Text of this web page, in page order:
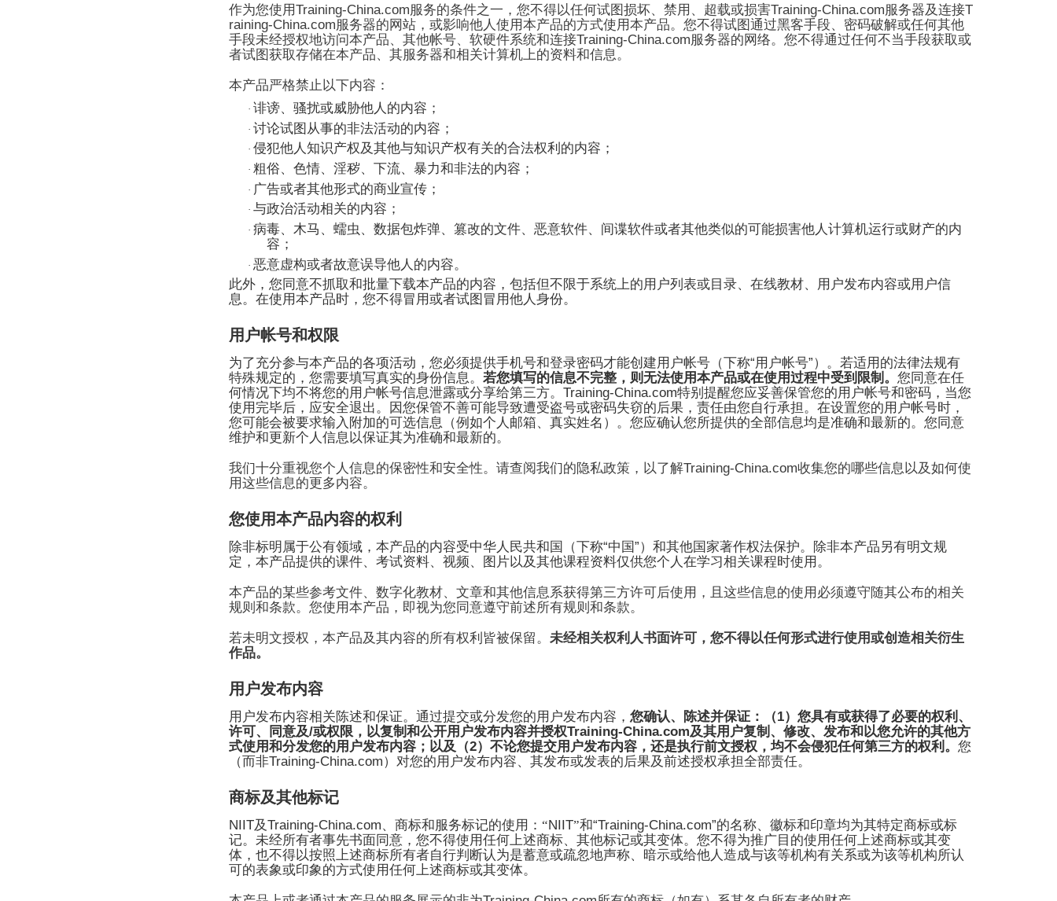
作为您使用Training-China.com服务的条件之一，您不得以任何试图损坏、禁用、超载或损害Training-China.com服务器及连接T
raining-China.com服务器的网站，或影响他人使用本产品的方式使用本产品。您不得试图通过黑客手段、密码破解或任何其他
手段未经授权地访问本产品、其他帐号、软硬件系统和连接Training-China.com服务器的网络。您不得通过任何不当手段获取或
者试图获取存储在本产品、其服务器和相关计算机上的资料和信息。
本产品严格禁止以下内容：
· 诽谤、骚扰或威胁他人的内容；
· 讨论试图从事的非法活动的内容；
· 侵犯他人知识产权及其他与知识产权有关的合法权利的内容；
· 粗俗、色情、淫秽、下流、暴力和非法的内容；
· 广告或者其他形式的商业宣传；
· 与政治活动相关的内容；
· 病毒、木马、蠕虫、数据包炸弹、篡改的文件、恶意软件、间谍软件或者其他类似的可能损害他人计算机运行或财产的内
容；
· 恶意虚构或者故意误导他人的内容。
此外，您同意不抓取和批量下载本产品的内容，包括但不限于系统上的用户列表或目录、在线教材、用户发布内容或用户信
息。在使用本产品时，您不得冒用或者试图冒用他人身份。
用户帐号和权限
为了充分参与本产品的各项活动，您必须提供手机号和登录密码才能创建用户帐号（下称“用户帐号”） 。 若适用的法律法规有
特殊规定的，您需要填写真实的身份信息。 若您填写的信息不完整，则无法使用本产品或在使用过程中受到限制。 您同意在任
何情况下均不将您的用户帐号信息泄露或分享给第三方。 Training-China.com特别提醒您应妥善保管您的用户帐号和密码，当您
使用完毕后，应安全退出。因您保管不善可能导致遭受盗号或密码失窃的后果，责任由您自行承担。在设置您的用户帐号时，
您可能会被要求输入附加的可选信息（例如个人邮箱、真实姓名 ）。您应确认您所提供的全部信息均是准确和最新的。您同意
维护和更新个人信息以保证其为准确和最新的。
我们十分重视您个人信息的保密性和安全性。请查阅我们的隐私政策，以了解Training-China.com收集您的哪些信息以及如何使
用这些信息的更多内容。
您使用本产品内容的权利
除非标明属于公有领域，本产品的内容受中华人民共和国（下称“中国”）和其他国家著作权法保护。除非本产品另有明文规
定，本产品提供的课件、考试资料、视频、图片以及其他课程资料仅供您个人在学习相关课程时使用。
本产品的某些参考文件、数字化教材、文章和其他信息系获得第三方许可后使用，且这些信息的使用必须遵守随其公布的相关
规则和条款。您使用本产品，即视为您同意遵守前述所有规则和条款。
若未明文授权，本产品及其内容的所有权利皆被保留。 未经相关权利人书面许可，您不得以任何形式进行使用或创造相关衍生
作品。
用户发布内容
用户发布内容相关陈述和保证。通过提交或分发您的用户发布内容， 您确认、陈述并保证：（1）您具有或获得了必要的权利、
许可、同意及/或权限，以复制和公开用户发布内容并授权Training-China.com及其用户复制、修改、发布和以您允许的其他方
式使用和分发您的用户发布内容；以及（2）不论您提交用户发布内容，还是执行前文授权，均不会侵犯任何第三方的权利。 您
（而非Training-China.com）对您的用户发布内容、其发布或发表的后果及前述授权承担全部责任。
商标及其他标记
NIIT及Training-China.com、商标和服务标记的使用： “NIIT”和“Training-China.com”的名称、徽标和印章均为其特定商标或标
记。未经所有者事先书面同意，您不得使用任何上述商标、其他标记或其变体。您不得为推广目的使用任何上述商标或其变
体，也不得以按照上述商标所有者自行判断认为是蓄意或疏忽地声称、暗示或给他人造成与该等机构有关系或为该等机构所认
可的表象或印象的方式使用任何上述商标或其变体。